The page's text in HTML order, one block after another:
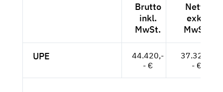
Brutto
inkl.
MwSt.
Netto
exkl.
MwSt.
UPE
44.420,-
- €
37.328,-
- €